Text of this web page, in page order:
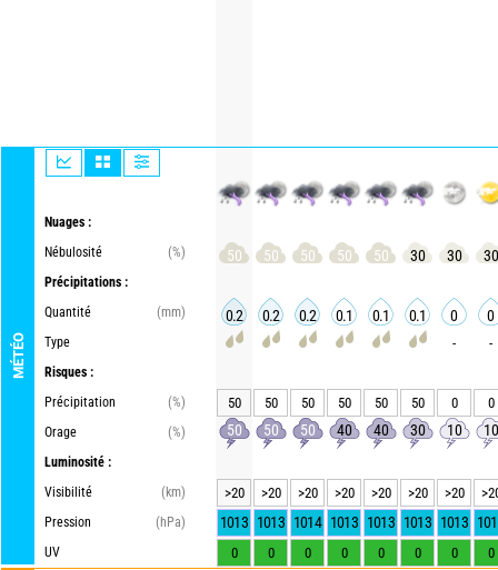
MÉTÉO
Nuages :
Nébulosité
(%)
Précipitations :
Quantité
(mm)
Type
Risques :
Précipitation
(%)
Orage
(%)
Luminosité :
Visibilité
(km)
Pression
(hPa)
UV
50 50 50 50 50 30 30 30
0.2 0.2 0.2 0.1 0.1 0.1 0 0
- -
50 50 50 50 50 50 0 0
50 50 50 40 40 30 10 10
>20 >20 >20 >20 >20 >20 >20
1013 1013 1014 1013 1013 1013 1013
0 0 0 0 0 0 0 0